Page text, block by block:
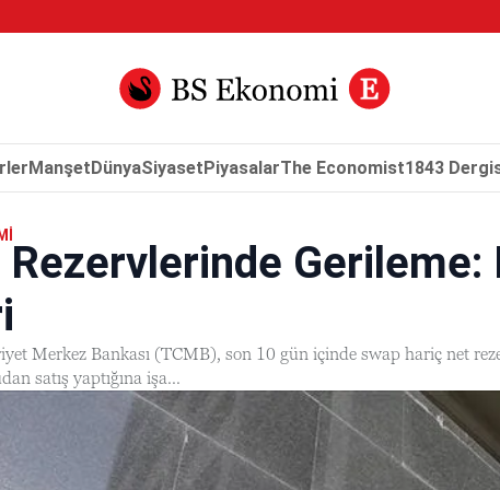
ManşetDünyaSiyasetPiyasalarThe Economist1843
Gerileme:
Merkez Bankası (TCMB), son 10 gün içinde swap hariç net
satış yaptığına işa...